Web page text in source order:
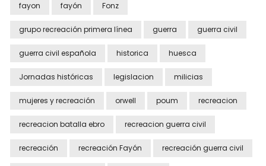
fayon fayón Fonz
grupo recreación primera línea guerra guerra civil
guerra civil española historica huesca
Jornadas históricas legislacion milicias
mujeres y recreación orwell poum recreacion
recreacion batalla ebro recreacion guerra civil
recreación recreación Fayón recreación guerra civil